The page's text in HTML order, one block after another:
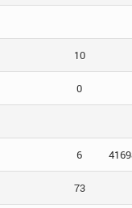
10
0
6
73